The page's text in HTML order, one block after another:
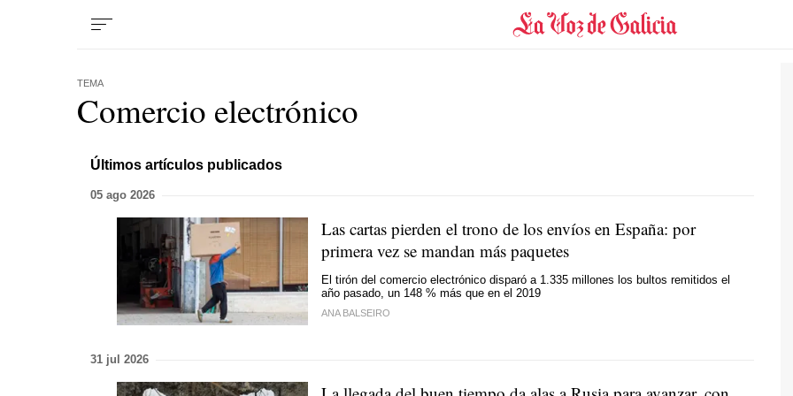
TEMA
Comercio electrónico
Últimos artículos publicados
05 ago 2026
Las cartas pierden el trono de los envíos en España: por
primera vez se mandan más paquetes
El tirón del comercio electrónico disparó a 1.335 millones los bultos remitidos el
año pasado, un 148 % más que en el 2019
ANA BALSEIRO
31 jul 2026